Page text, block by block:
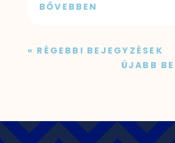
BŐVEBBEN
« RÉGEBBI BEJEGYZÉSEK
ÚJABB